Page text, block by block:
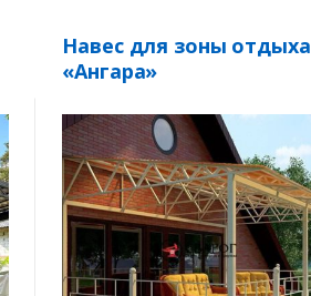
Навес для зоны отдыха
«Ангара»